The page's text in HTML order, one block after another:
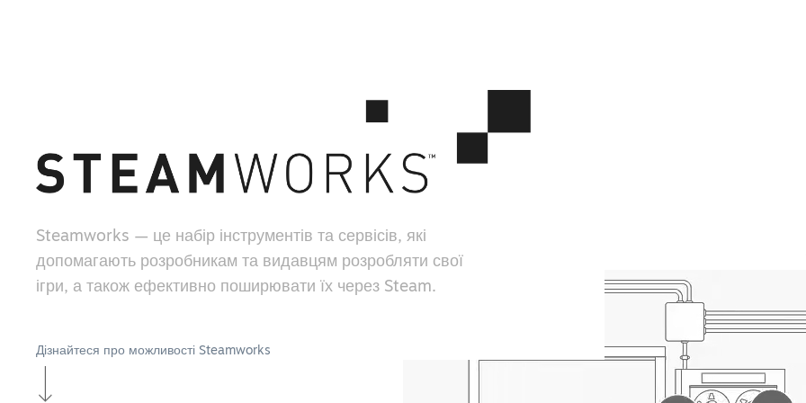
Steamworks — це набір інструментів та сервісів, які
допомагають розробникам та видавцям розробляти свої
ігри, а також ефективно поширювати їх через Steam.
Дізнайтеся про можливості Steamworks